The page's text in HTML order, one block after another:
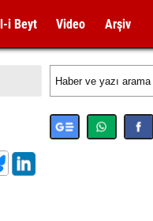
i Beyt Video Arşiv